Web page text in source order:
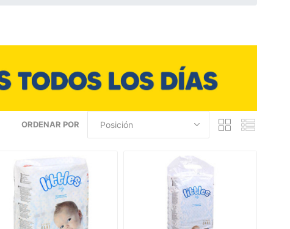
ORDENAR POR